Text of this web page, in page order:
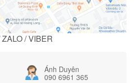
/ VIBER
Ánh Duyên
090 6961 365